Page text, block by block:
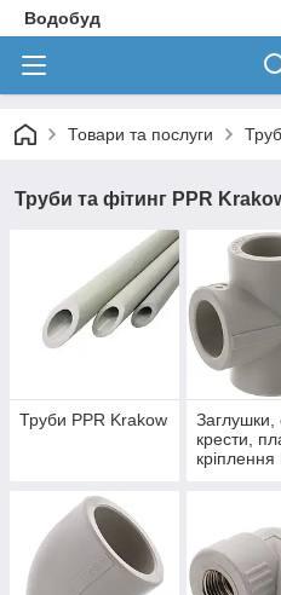
Водобуд
Товари та послуги
Труби та фітинг PPR
Труби PPR Krakow
Заглушки,
крести,
кріплення